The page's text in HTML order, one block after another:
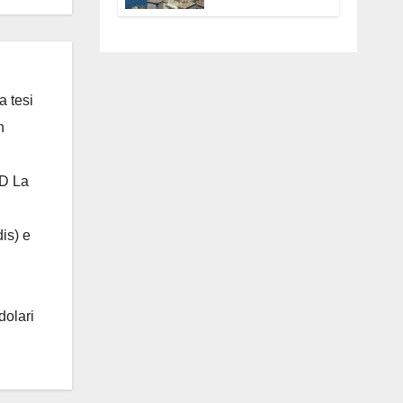
tesi
La
e
Anguillara